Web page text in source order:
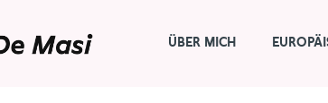
ÜBER MICH